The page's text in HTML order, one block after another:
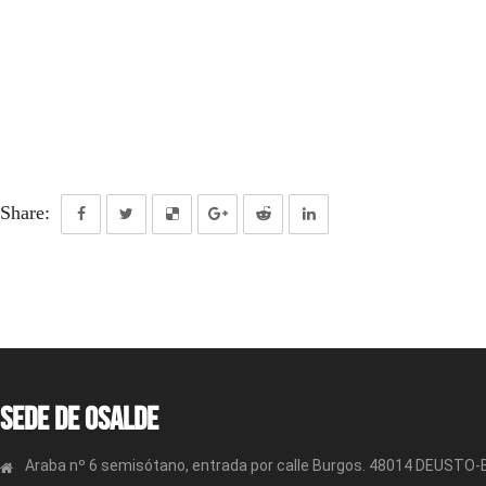
Share:
Sede de OSALDE
Araba nº 6 semisótano, entrada por calle Burgos. 48014 DEUSTO-